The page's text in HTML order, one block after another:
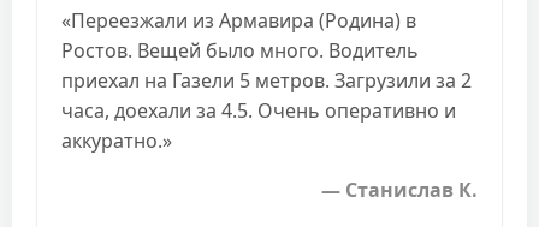
«Переезжали из Армавира (Родина) в
Ростов. Вещей было много. Водитель
приехал на Газели 5 метров. Загрузили за 2
часа, доехали за 4.5. Очень оперативно и
аккуратно.»
— Станислав К.